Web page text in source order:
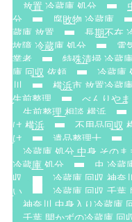
放置 冷蔵庫 処分
分
腐敗物 冷蔵庫
蔵庫 放置
長期不在
故障 冷蔵庫 処分
電
業者
特殊清掃 冷蔵
庫 回収 依頼
冷蔵庫
川
横浜市 放置冷蔵
生前整理
べんりやま
生前整理 相談 横浜
け 横浜
不用品回収
け
遺品整理士
冷蔵庫 処分 中身 そのま
冷蔵庫 処分
虫 冷蔵
収
冷蔵庫 回収 神奈
い
冷蔵庫 回収 千葉
神奈川 中身入り冷蔵庫
千葉 開かずの冷蔵庫 回